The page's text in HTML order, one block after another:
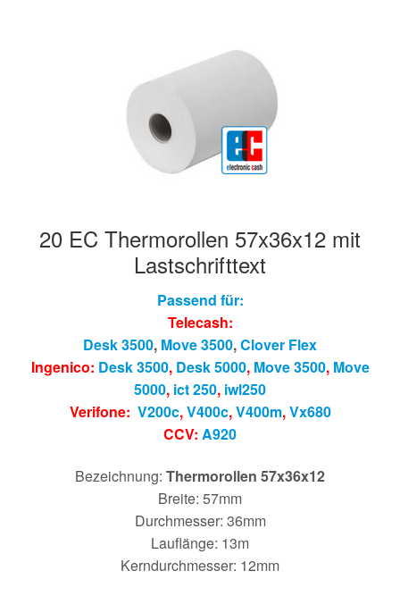
20 EC Thermorollen 57x36x12 mit
Lastschrifttext
Passend für:
Telecash:
Desk 3500, Move 3500,Clover Flex
Ingenico: Desk 3500, Desk 5000, Move 3500, Move
5000, ict 250, iwl250
Verifone: V200c,V400c,V400m,Vx680
CCV: A920
Bezeichnung: Thermorollen 57x36x12
Breite: 57mm
Durchmesser: 36mm
Lauflänge: 13m
Kerndurchmesser: 12mm